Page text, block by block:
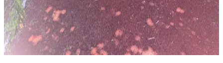
Ausblick: Das erwartet uns in der Saison 2026/27
Die Ligeneinteilung steht und der Spielplan ist da: Auftakt am 25.
Juli daheim gegen den FC Töging – und da...
Alle News & Termine ansehen